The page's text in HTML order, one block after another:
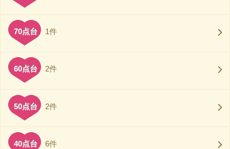
70点台 1件
60点台 2件
50点台 2件
40点台 6件